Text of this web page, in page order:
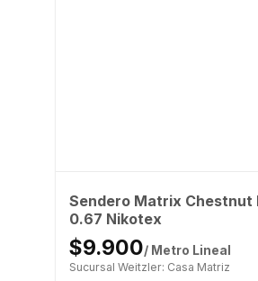
Sendero Matrix Chestnut
0.67 Nikotex
$9.900/ Metro Lineal
Sucursal Weitzler: Casa Matriz